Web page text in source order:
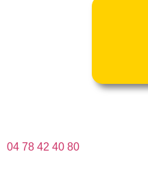
04 78 42 40 80